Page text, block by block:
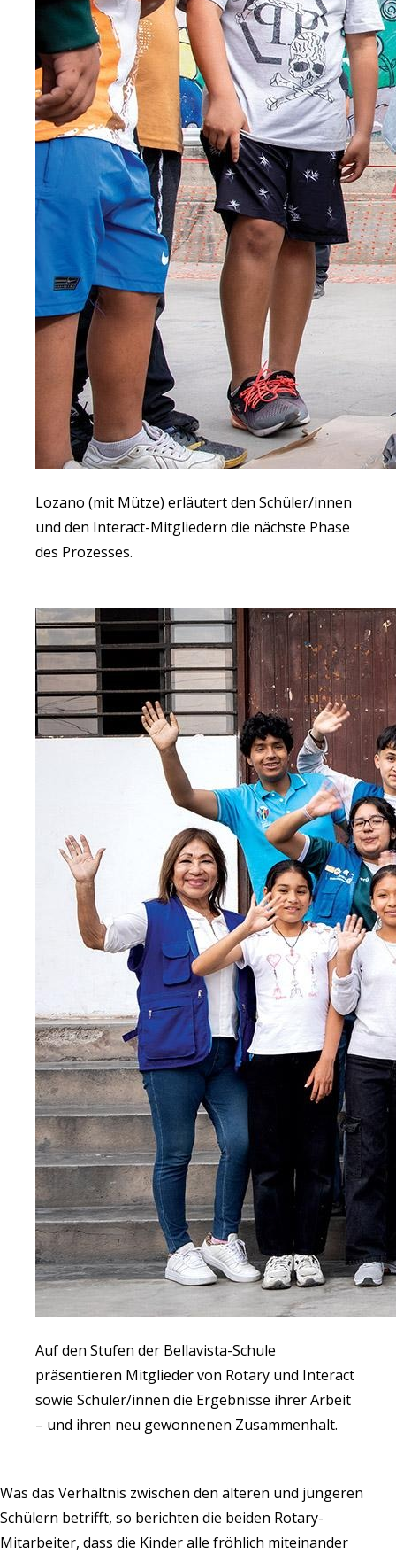
Lozano (mit Mütze) erläutert den Schüler/innen
und den Interact-Mitgliedern die nächste Phase
des Prozesses.
Auf den Stufen der Bellavista-Schule
präsentieren Mitglieder von Rotary und Interact
sowie Schüler/innen die Ergebnisse ihrer Arbeit
– und ihren neu gewonnenen Zusammenhalt.
Was das Verhältnis zwischen den älteren und jüngeren
Schülern betrifft, so berichten die beiden Rotary-
Mitarbeiter, dass die Kinder alle fröhlich miteinander